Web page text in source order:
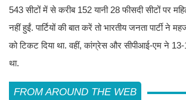
543 सीटों में से करीब 152 यानी 28 फीसदी सीटों पर
नहीं हुईं. पार्टियों की बात करें तो भारतीय जनता पार्टी ने
को टिकट दिया था. वहीं, कांग्रेस और सीपीआई-एम ने 13-
था.
FROM AROUND THE WEB